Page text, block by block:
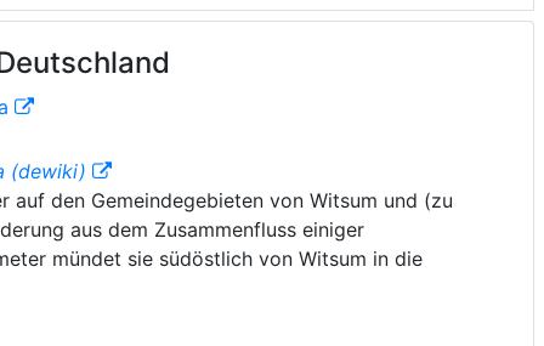
(dewiki)
auf den Gemeindegebieten von Witsum und (zu
aus dem Zusammenfluss einiger
mündet sie südöstlich von Witsum in die